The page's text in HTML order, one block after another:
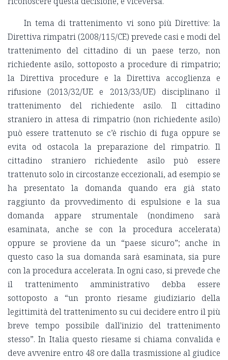
In tema di trattenimento vi sono più Direttive: la
Direttiva rimpatri (2008/115/CE) prevede casi e modi del
trattenimento del cittadino di un paese terzo, non
richiedente asilo, sottoposto a procedure di rimpatrio;
la Direttiva procedure e la Direttiva accoglienza e
rifusione (2013/32/UE e 2013/33/UE) disciplinano il
trattenimento del richiedente asilo. Il cittadino
straniero in attesa di rimpatrio (non richiedente asilo)
può essere trattenuto se c’è rischio di fuga oppure se
evita od ostacola la preparazione del rimpatrio. Il
cittadino straniero richiedente asilo può essere
trattenuto solo in circostanze eccezionali, ad esempio se
ha presentato la domanda quando era già stato
raggiunto da provvedimento di espulsione e la sua
domanda appare strumentale (nondimeno sarà
esaminata, anche se con la procedura accelerata)
oppure se proviene da un “paese sicuro”; anche in
questo caso la sua domanda sarà esaminata, sia pure
con la procedura accelerata. In ogni caso, si prevede che
il trattenimento amministrativo debba essere
sottoposto a “un pronto riesame giudiziario della
legittimità del trattenimento su cui decidere entro il più
breve tempo possibile dall'inizio del trattenimento
stesso”. In Italia questo riesame si chiama convalida e
deve avvenire entro 48 ore dalla trasmissione al giudice